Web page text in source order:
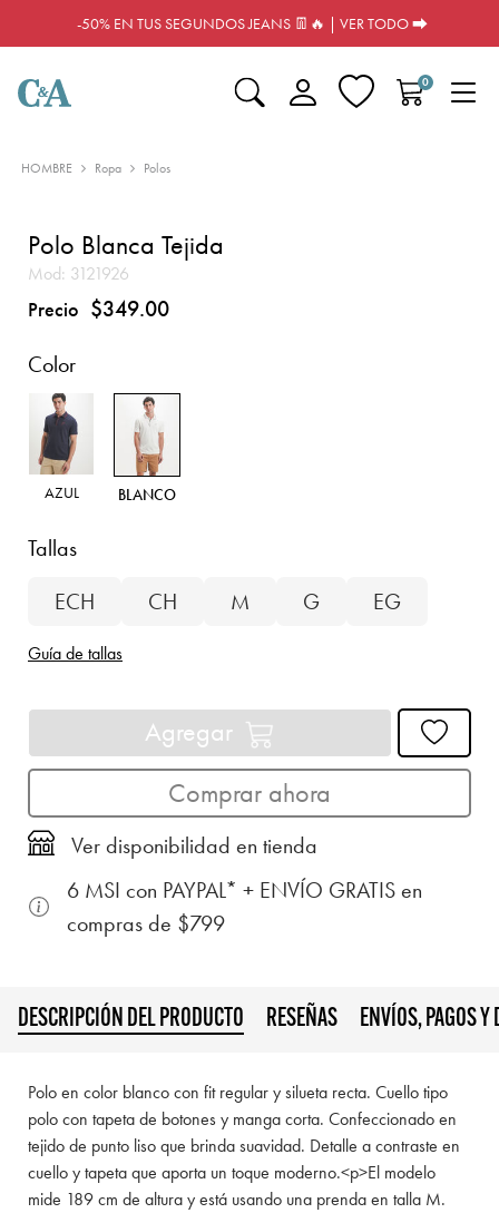
-50% EN TUS SEGUNDOS JEANS 👖🔥 | VER TODO ⮕
0
HOMBRE Ropa Polos
Polo Blanca Tejida
Mod: 3121926
Precio $349.00
Color
AZUL BLANCO
Tallas
ECH
CH M G EG
Guía de tallas
Agregar
Comprar ahora
Ver disponibilidad en tienda
6 MSI con PAYPAL* + ENVÍO GRATIS en
compras de $799
DESCRIPCIÓN DEL PRODUCTO RESEÑAS ENVÍOS, PAGOS Y
Polo en color blanco con fit regular y silueta recta. Cuello tipo
polo con tapeta de botones y manga corta. Confeccionado en
tejido de punto liso que brinda suavidad. Detalle a contraste en
cuello y tapeta que aporta un toque moderno.<p>El modelo
mide 189 cm de altura y está usando una prenda en talla M.